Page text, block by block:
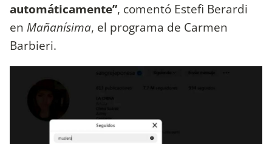
automáticamente”, comentó Estefi Berardi
en Mañanísima, el programa de Carmen
Barbieri.